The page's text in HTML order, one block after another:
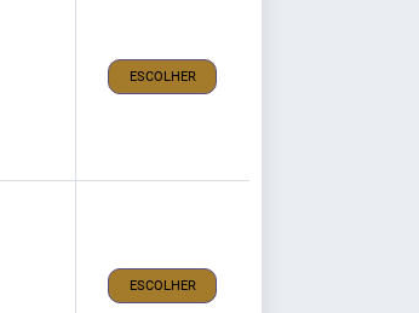
ESCOLHER
ESCOLHER